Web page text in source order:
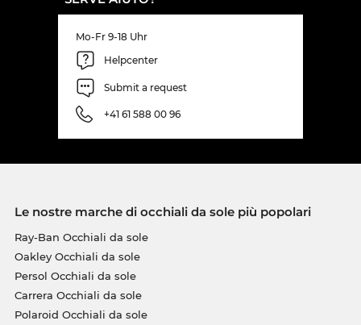
Mo-Fr 9-18 Uhr
Helpcenter
Submit a request
+41 61 588 00 96
Le nostre marche di occhiali da sole più popolari
Ray-Ban Occhiali da sole
Oakley Occhiali da sole
Persol Occhiali da sole
Carrera Occhiali da sole
Polaroid Occhiali da sole